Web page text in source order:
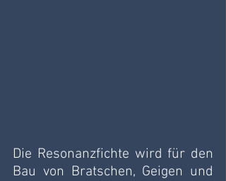
Die Resonanzfichte wird für den
Bau von Bratschen, Geigen und